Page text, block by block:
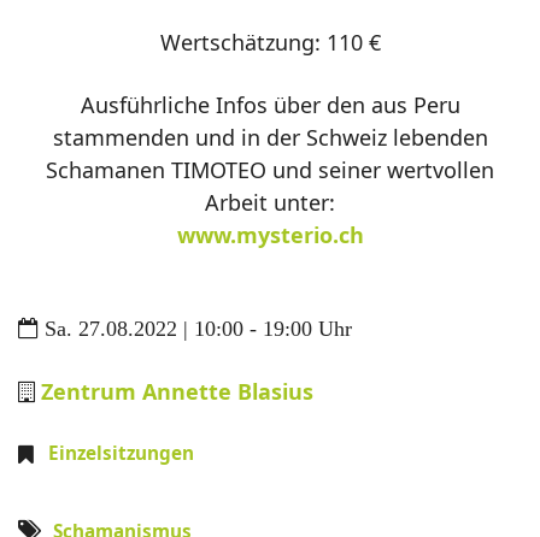
Wertschätzung: 110 €
Ausführliche Infos über den aus Peru
stammenden und in der Schweiz lebenden
Schamanen TIMOTEO und seiner wertvollen
Arbeit unter:
www.mysterio.ch
Sa. 27.08.2022 | 10:00 - 19:00 Uhr
Zentrum Annette Blasius
Einzelsitzungen
Schamanismus